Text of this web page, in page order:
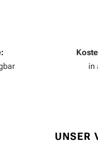
in
UNSER